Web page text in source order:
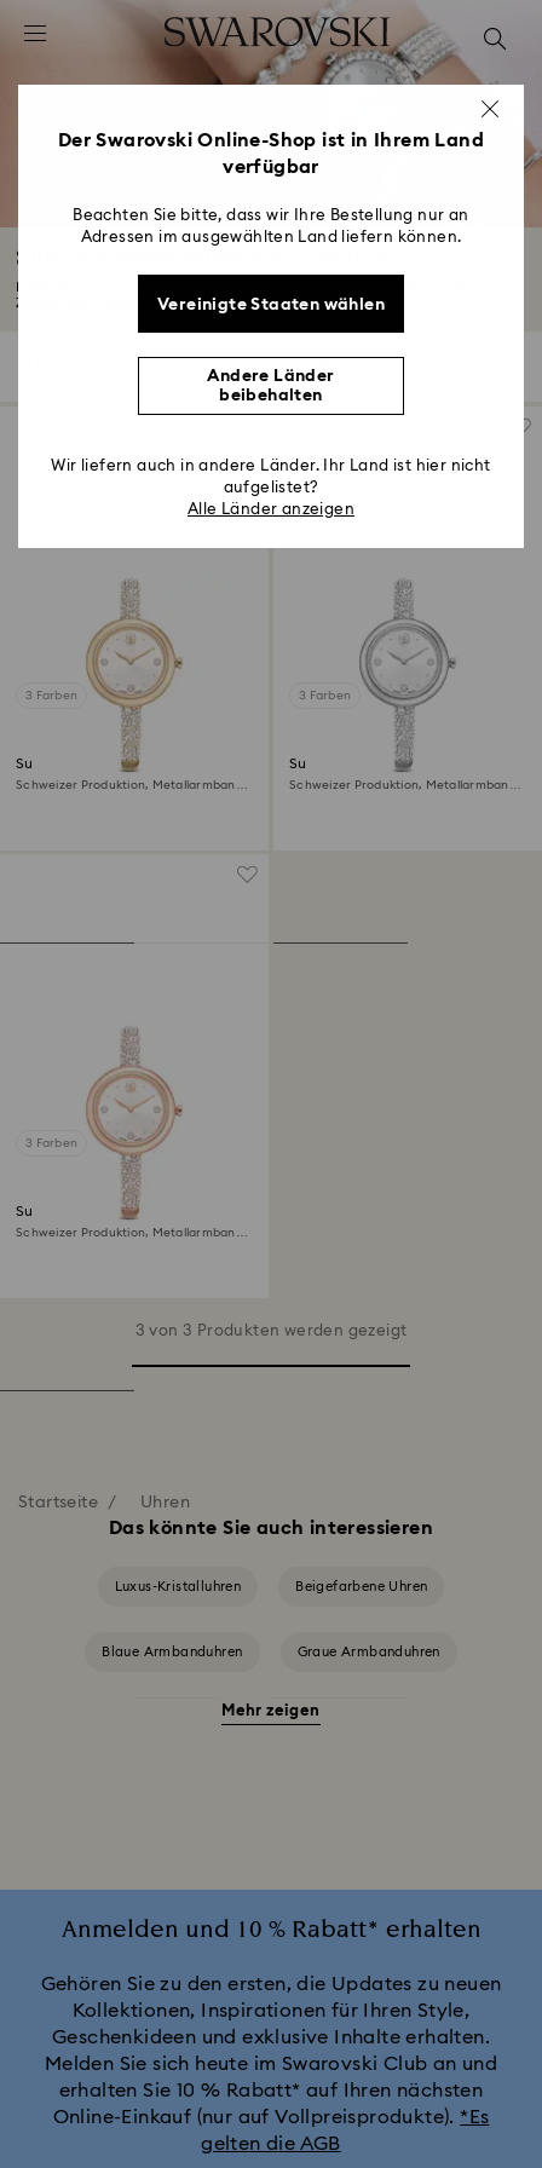
Liste Tastaturkürzel
2 - Footer
4 - Suchergebnisse
Sublima Armreifuhren-Kollektion
Zeitmesser...
Mehr lesen
Filter
Filter
3 Farben
Sublima bangle Uhr
Schweizer Produktion, Metallarmband,
3 Farben
Sublima bangle Uhr
Schweizer Produktion, Metallarmband,
3 Farben
Sublima bangle Uhr
Schweizer Produktion, Metallarmband,
3 von 3 Produkten werden gezeigt
Startseite Uhren
Das könnte Sie auch interessieren
Luxus-Kristalluhren Beigefarbene Uhren
Blaue Armbanduhren Graue Armbanduhren
Rote Armbanduhren
Crystalline Aura Uhrenkollektion
Crystalline Bangle Armbanduhr Kollektion
Dextera Bangle Kollektion
Mehr zeigen
Anmelden und 10 % Rabatt* erhalten
Gehören Sie zu den ersten, die Updates zu neuen
Kollektionen, Inspirationen für Ihren Style,
Geschenkideen und exklusive Inhalte erhalten.
Melden Sie sich heute im Swarovski Club an und
erhalten Sie 10 % Rabatt* auf Ihren nächsten
Online-Einkauf (nur auf Vollpreisprodukte). *Es
gelten die AGB
Der Swarovski Online-Shop ist in Ihrem Land
verfügbar
Beachten Sie bitte, dass wir Ihre Bestellung nur an
Adressen im ausgewählten Land liefern können.
Vereinigte Staaten wählen
Andere Länder
beibehalten
Wir liefern auch in andere Länder. Ihr Land ist hier nicht
aufgelistet?
Alle Länder anzeigen